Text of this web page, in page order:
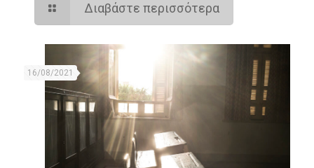
Διαβάστε περισσότερα
16/08/2021